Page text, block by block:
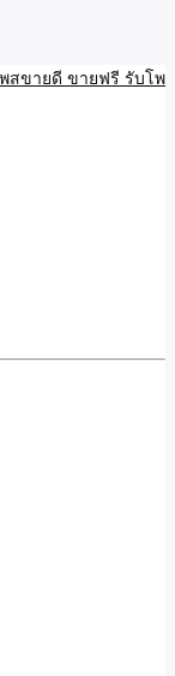
น
โพส
ขาย
บโพสต์ประกาศขาย